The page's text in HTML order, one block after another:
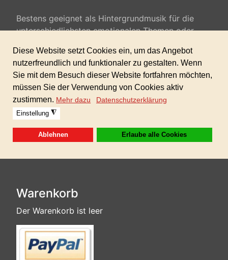
Bestens geeignet als Hintergrundmusik für die
unterschiedlichsten emotionalen Themen oder
harmonisch, gefühlvoll, traurig, vertrauensvoll,
schön, leicht, besorgt, verliebt,...
Sofortdownload nach erhaltener Zahlung!
Warenkorb
Der Warenkorb ist leer